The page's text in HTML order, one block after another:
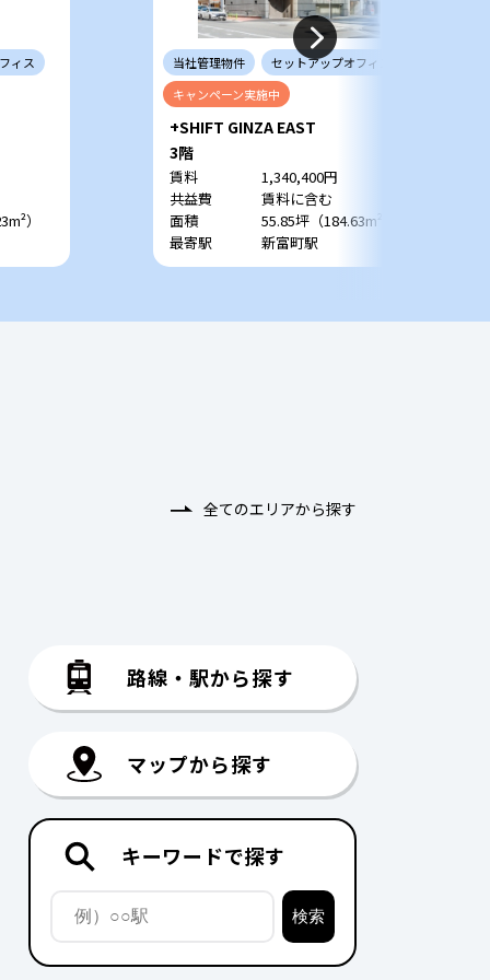
ィス
）
当社管理物件 セットアップオフィス
キャンペーン実施中
+SHIFT GINZA EAST
3階
賃料
1,340,400円
共益費
賃料に含む
面積
55.85坪（184.63m²）
最寄駅
新富町駅
全てのエリアから探す
路線・駅から探す
マップから探す
キーワードで探す